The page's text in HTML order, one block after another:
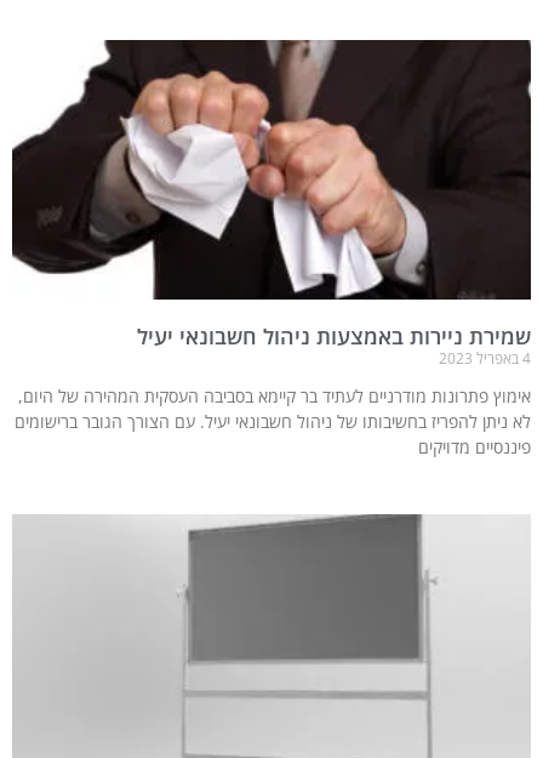
שמירת ניירות באמצעות ניהול חשבונאי יעיל
4 באפריל 2023
אימוץ פתרונות מודרניים לעתיד בר קיימא בסביבה העסקית המהירה של היום,
לא ניתן להפריז בחשיבותו של ניהול חשבונאי יעיל. עם הצורך הגובר ברישומים
פיננסיים מדויקים